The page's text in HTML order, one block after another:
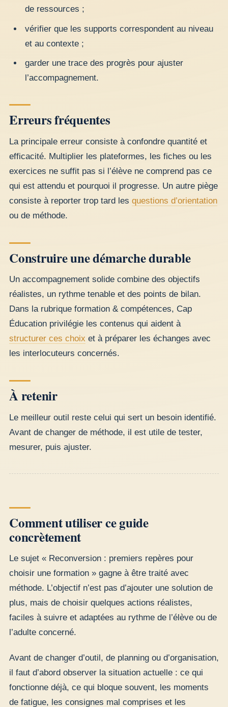
de ressources ;
vérifier que les supports correspondent au niveau
et au contexte ;
garder une trace des progrès pour ajuster
l’accompagnement.
Erreurs fréquentes
La principale erreur consiste à confondre quantité et
efficacité. Multiplier les plateformes, les fiches ou les
exercices ne suffit pas si l’élève ne comprend pas ce
qui est attendu et pourquoi il progresse. Un autre piège
consiste à reporter trop tard les questions d’orientation
ou de méthode.
Construire une démarche durable
Un accompagnement solide combine des objectifs
réalistes, un rythme tenable et des points de bilan.
Dans la rubrique formation & compétences, Cap
Éducation privilégie les contenus qui aident à
structurer ces choix et à préparer les échanges avec
les interlocuteurs concernés.
À retenir
Le meilleur outil reste celui qui sert un besoin identifié.
Avant de changer de méthode, il est utile de tester,
mesurer, puis ajuster.
Comment utiliser ce guide
concrètement
Le sujet « Reconversion : premiers repères pour
choisir une formation » gagne à être traité avec
méthode. L’objectif n’est pas d’ajouter une solution de
plus, mais de choisir quelques actions réalistes,
faciles à suivre et adaptées au rythme de l’élève ou de
l’adulte concerné.
Avant de changer d’outil, de planning ou d’organisation,
il faut d’abord observer la situation actuelle : ce qui
fonctionne déjà, ce qui bloque souvent, les moments
de fatigue, les consignes mal comprises et les